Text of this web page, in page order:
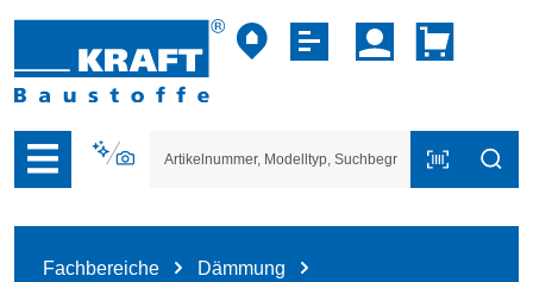
der B2B-Plattform springen
Fachbereiche
Dämmung